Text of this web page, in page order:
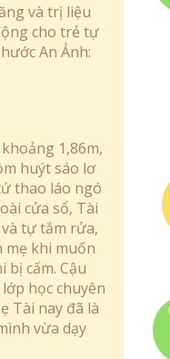
và trị liệu
cho trẻ tự
An Ảnh:
1,86m,
huýt sáo lơ
thao láo ngó
cửa sổ, Tài
tự tắm rửa,
mẹ khi muốn
cấm. Cậu
học chuyên
Tài nay đã là
vừa dạy